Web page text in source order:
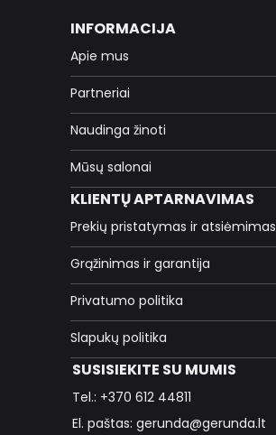
INFORMACIJA
Apie mus
Partneriai
Naudinga žinoti
Mūsų salonai
KLIENTŲ APTARNAVIMAS
Prekių pristatymas ir atsiėmimas
Grąžinimas ir garantija
Privatumo politika
Slapukų politika
SUSISIEKITE SU MUMIS
Tel.: +370 612 44811
El. paštas: gerunda@gerunda.lt